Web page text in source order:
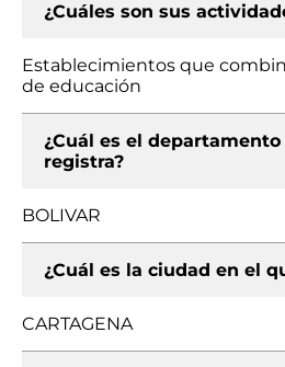
¿Cuáles son sus
Establecimientos que
de educación
¿Cuál es el
registra?
BOLIVAR
¿Cuál es la ciudad en el
CARTAGENA